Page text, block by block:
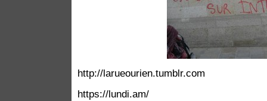
http://larueourien.tumblr.com
https://lundi.am/